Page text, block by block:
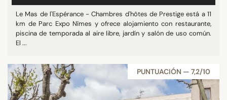
Le Mas de l'Espérance - Chambres d'hôtes de Prestige está a 11
km de Parc Expo Nîmes y ofrece alojamiento con restaurante,
piscina de temporada al aire libre, jardín y salón de uso común.
El ...
PUNTUACIÓN — 7,2/10